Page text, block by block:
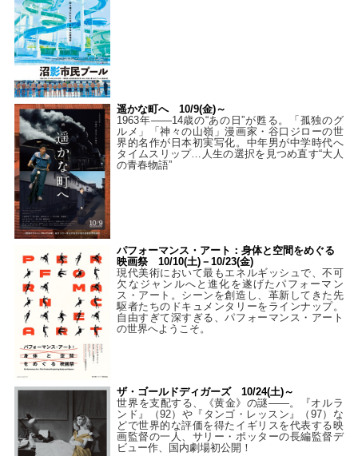
遥かな町へ 10/9(金)～
1963年――14歳の“あの日”が甦る。「孤独のグ
ルメ」「神々の山嶺」漫画家・谷口ジローの世
界的名作が日本初実写化。中年男が中学時代へ
タイムスリップ…人生の選択を見つめ直す“大人
の青春物語”
パフォーマンス・アート：身体と空間をめぐる
映画祭 10/10(土)－10/23(金)
現代美術において最もエネルギッシュで、不可
欠なジャンルへと進化を遂げたパフォーマン
ス・アート。シーンを創造し、革新してきた先
駆者たちのドキュメンタリーをラインナップ。
自由すぎて深すぎる、パフォーマンス・アート
の世界へようこそ。
ザ・ゴールドディガーズ 10/24(土)～
世界を支配する、《黄金》の謎――。『オルラ
ンド』（92）や『タンゴ・レッスン』（97）な
どで世界的な評価を得たイギリスを代表する映
画監督の一人、サリー・ポッターの長編監督デ
ビュー作、国内劇場初公開！